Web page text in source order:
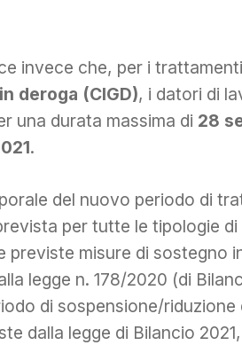
invece che, per i
deroga (CIGD), i datori di
una durata massima di 28
.
del nuovo periodo di
per tutte le tipologie
previste misure di sostegno
legge n. 178/2020 (di
di sospensione/riduzione
dalla legge di Bilancio